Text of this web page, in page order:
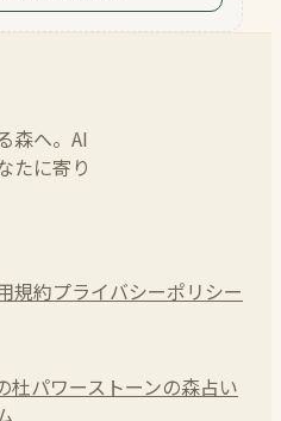
森へ。AI
たに寄り
規約プライバシーポリシー
杜パワーストーンの森占い